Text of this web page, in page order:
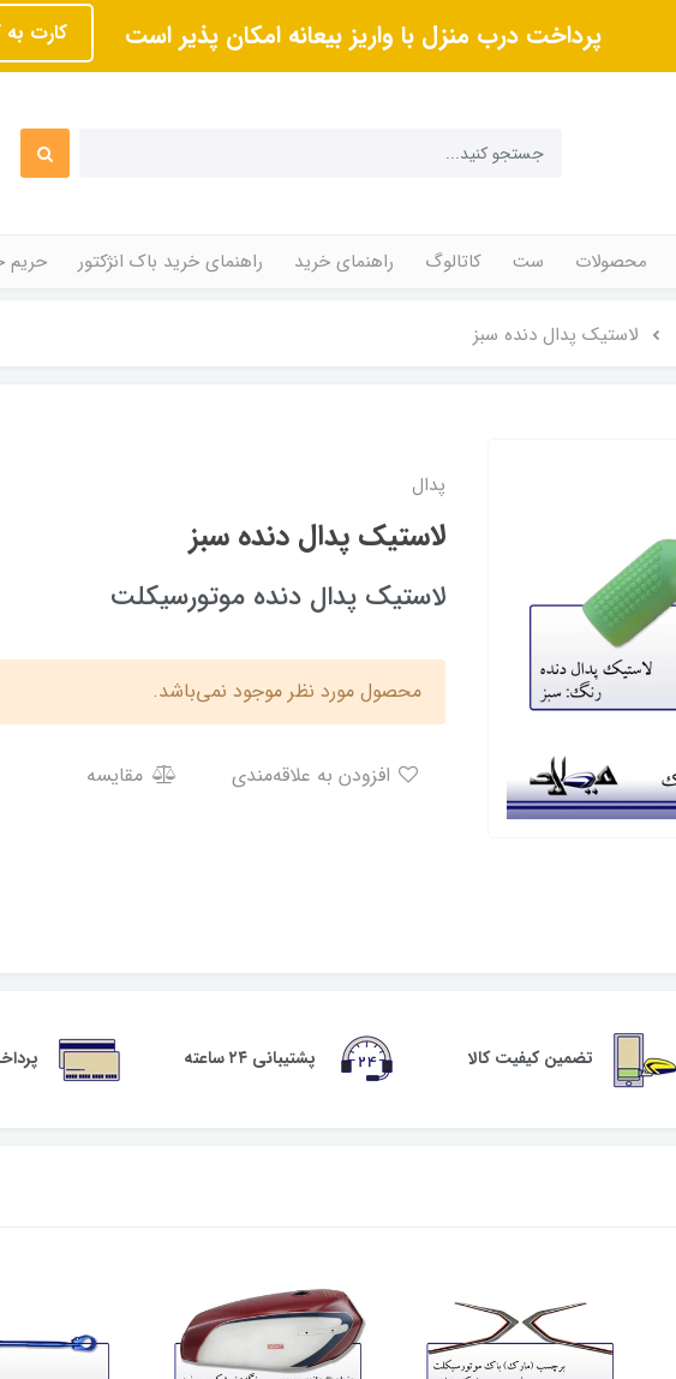
پرداخت درب منزل با واریز بیعانه امکان پذیر است کارت به
محصولات ست کاتالوگ راهنمای خرید راهنمای خرید باک انژکتور
لاستیک پدال دنده سبز
پدال
لاستیک پدال دنده سبز
لاستیک پدال دنده موتورسیکلت
محصول مورد نظر موجود نمی‌باشد.
مقایسه
تضمین کیفیت کالا پشتیبانی ۲۴ ساعته